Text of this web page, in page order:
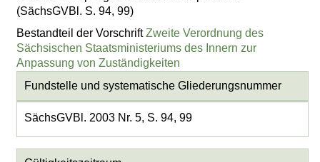
(SächsGVBl. S. 94, 99)
Bestandteil der VorschriftZweite Verordnung des
Sächsischen Staatsministeriums des Innern zur
Anpassung von Zuständigkeiten
Fundstelle und systematische Gliederungsnummer
SächsGVBl. 2003 Nr. 5, S. 94, 99